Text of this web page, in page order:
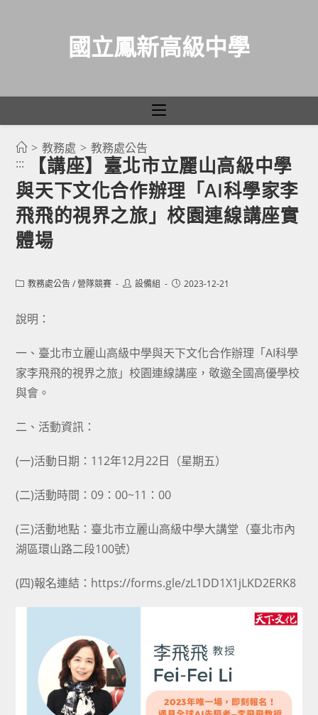
國立鳳新高級中學
> 教務處 > 教務處公告
:::
【講座】臺北市立麗山高級中學
與天下文化合作辦理「AI科學家李
飛飛的視界之旅」校園連線講座實
體場
Post教務處公告 / 營隊競賽
Post設備組
Post2023-12-21
說明：
一、臺北市立麗山高級中學與天下文化合作辦理「AI科學
家李飛飛的視界之旅」校園連線講座，敬邀全國高優學校
與會。
二、活動資訊：
(一)活動日期：112年12月22日（星期五）
(二)活動時間：09：00~11：00
(三)活動地點：臺北市立麗山高級中學大講堂（臺北市內
湖區環山路二段100號）
(四)報名連結：https://forms.gle/zL1DD1X1jLKD2ERK8